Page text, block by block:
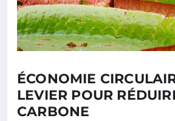
ÉCONOMIE
LEVIER POUR
CARBONE